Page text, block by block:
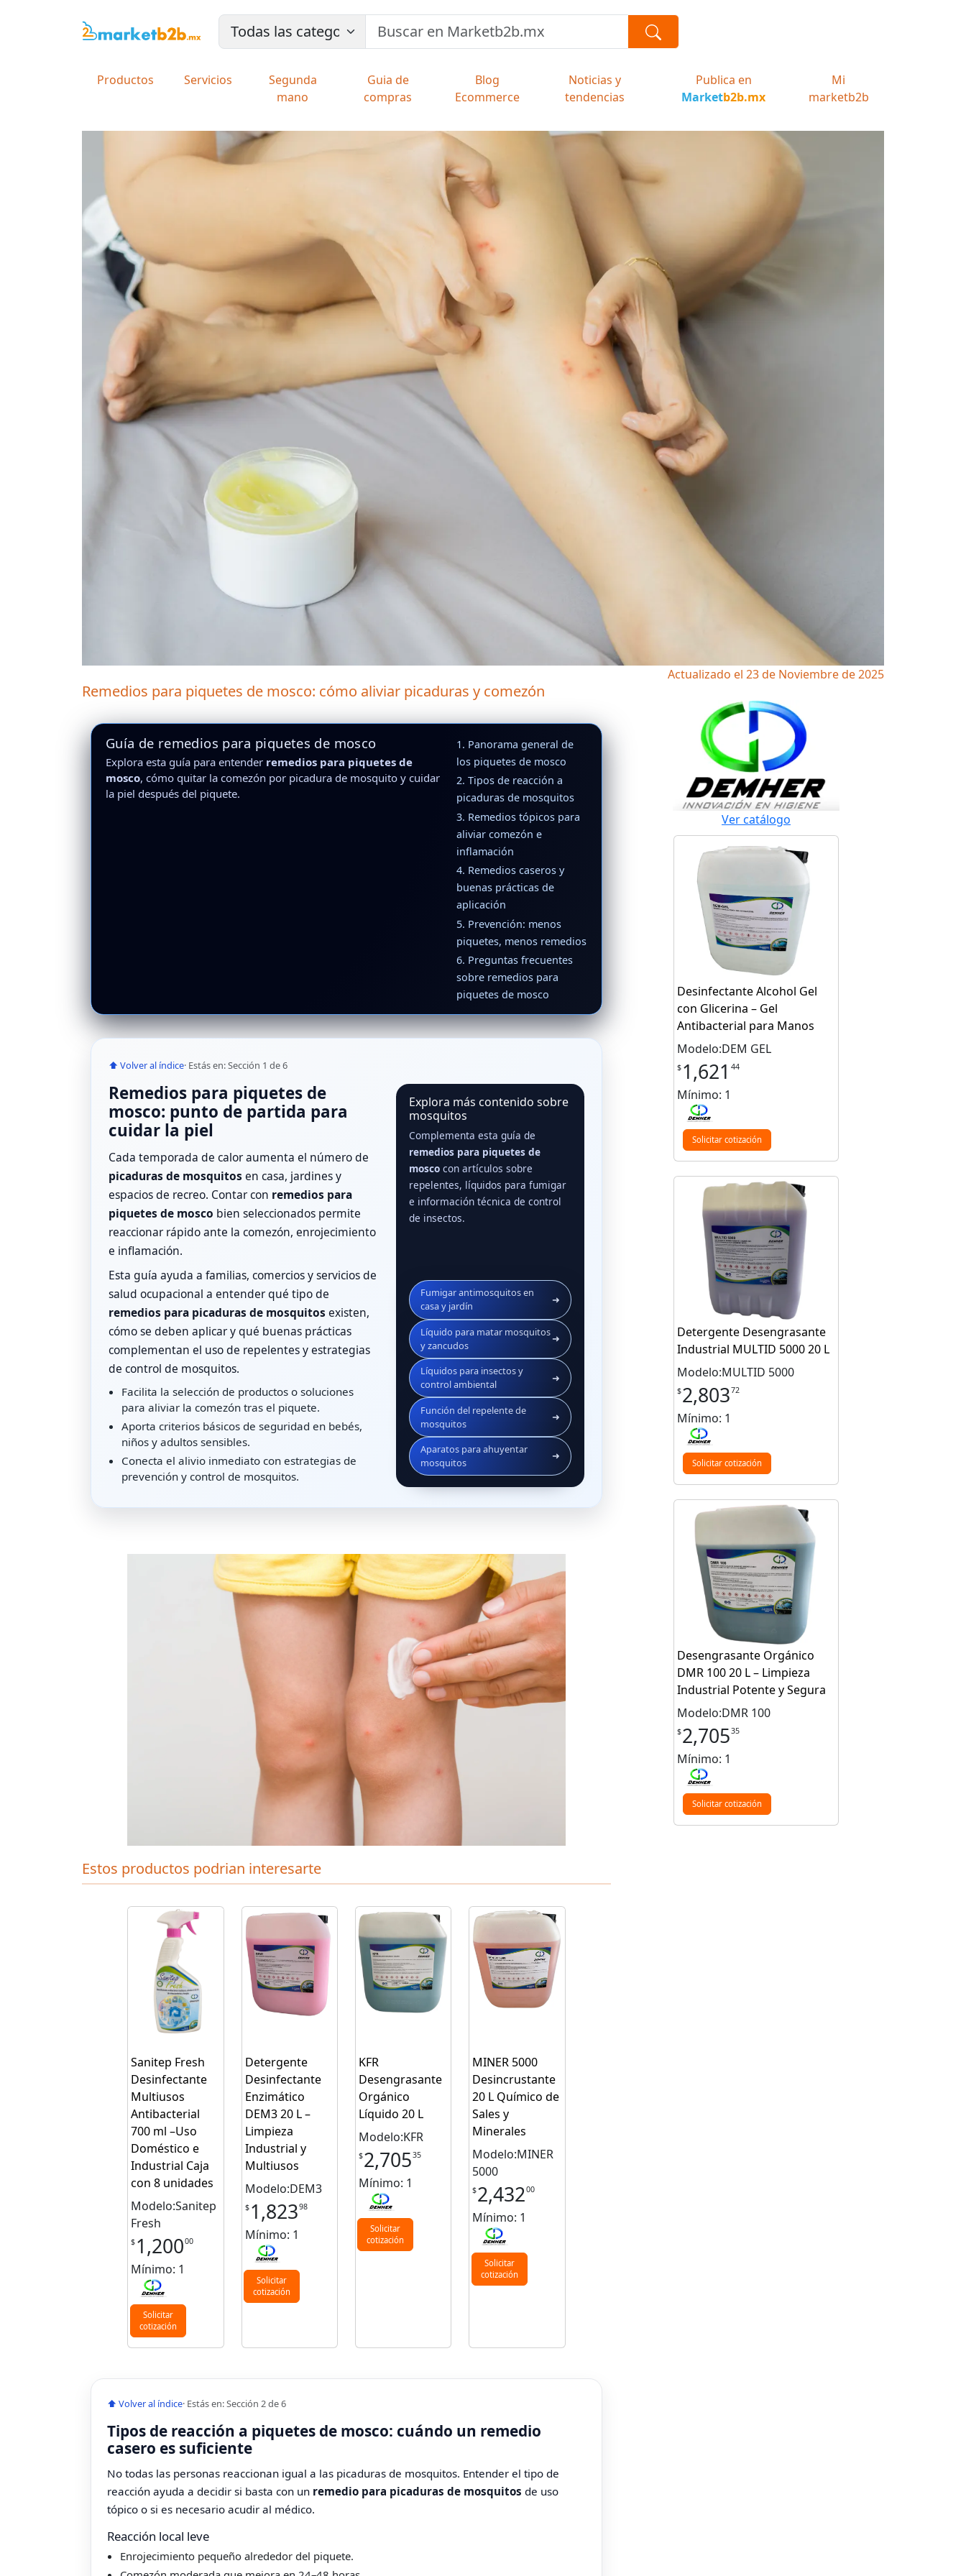
Productos Servicios
Segunda
mano
Guia de
compras
Blog
Ecommerce
Noticias y
tendencias
Publica en
Marketb2b.mx
Mi
marketb2b
Actualizado el 23 de Noviembre de 2025
Remedios para piquetes de mosco: cómo aliviar picaduras y comezón
Guía de remedios para piquetes de mosco
Explora esta guía para entender remedios para piquetes de
mosco, cómo quitar la comezón por picadura de mosquito y cuidar
la piel después del piquete.
1. Panorama general de
los piquetes de mosco
2. Tipos de reacción a
picaduras de mosquitos
3. Remedios tópicos para
aliviar comezón e
inflamación
4. Remedios caseros y
buenas prácticas de
aplicación
5. Prevención: menos
piquetes, menos remedios
6. Preguntas frecuentes
sobre remedios para
piquetes de mosco
⬆ Volver al índice· Estás en: Sección 1 de 6
Remedios para piquetes de
mosco: punto de partida para
cuidar la piel
Cada temporada de calor aumenta el número de
picaduras de mosquitos en casa, jardines y
espacios de recreo. Contar con remedios para
piquetes de mosco bien seleccionados permite
reaccionar rápido ante la comezón, enrojecimiento
e inflamación.
Esta guía ayuda a familias, comercios y servicios de
salud ocupacional a entender qué tipo de
remedios para picaduras de mosquitos existen,
cómo se deben aplicar y qué buenas prácticas
complementan el uso de repelentes y estrategias
de control de mosquitos.
Facilita la selección de productos o soluciones
para aliviar la comezón tras el piquete.
Aporta criterios básicos de seguridad en bebés,
niños y adultos sensibles.
Conecta el alivio inmediato con estrategias de
prevención y control de mosquitos.
Explora más contenido sobre
mosquitos
Complementa esta guía de
remedios para piquetes de
moscocon artículos sobre
repelentes, líquidos para fumigar
e información técnica de control
de insectos.
Fumigar antimosquitos en
casa y jardín
➜
Líquido para matar mosquitos
y zancudos
➜
Líquidos para insectos y
control ambiental
➜
Función del repelente de
mosquitos
➜
Aparatos para ahuyentar
mosquitos
➜
Estos productos podrian interesarte
Sanitep Fresh
Desinfectante
Multiusos
Antibacterial
700 ml –Uso
Doméstico e
Industrial Caja
con 8 unidades
Modelo:Sanitep
Fresh
$ 1,20000
Mínimo: 1
Solicitar
cotización
Detergente
Desinfectante
Enzimático
DEM3 20 L –
Limpieza
Industrial y
Multiusos
Modelo:DEM3
$ 1,82398
Mínimo: 1
Solicitar
cotización
KFR
Desengrasante
Orgánico
Líquido 20 L
Modelo:KFR
$2,70535
Mínimo: 1
Solicitar
cotización
MINER 5000
Desincrustante
20 L Químico de
Sales y
Minerales
Modelo:MINER
5000
$2,43200
Mínimo: 1
Solicitar
cotización
⬆ Volver al índice· Estás en: Sección 2 de 6
Tipos de reacción a piquetes de mosco: cuándo un remedio
casero es suficiente
No todas las personas reaccionan igual a las picaduras de mosquitos. Entender el tipo de
reacción ayuda a decidir si basta con un remedio para picaduras de mosquitos de uso
tópico o si es necesario acudir al médico.
Reacción local leve
Enrojecimiento pequeño alrededor del piquete.
Ver catálogo
Desinfectante Alcohol Gel
con Glicerina – Gel
Antibacterial para Manos
Modelo:DEM GEL
$ 1,621 44
Mínimo: 1
Solicitar cotización
Detergente Desengrasante
Industrial MULTID 5000 20 L
Modelo:MULTID 5000
$2,80372
Mínimo: 1
Solicitar cotización
Desengrasante Orgánico
DMR 100 20 L – Limpieza
Industrial Potente y Segura
Modelo:DMR 100
$2,70535
Mínimo: 1
Solicitar cotización